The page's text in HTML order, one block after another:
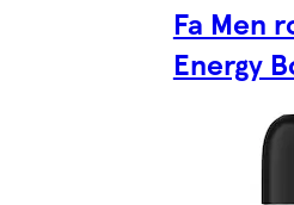
Fa Men
Energy